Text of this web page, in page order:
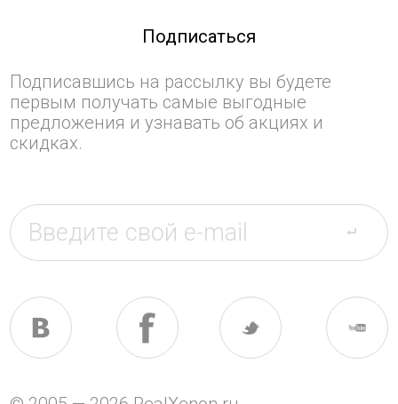
Подписаться
Подписавшись на рассылку вы будете
первым получать самые выгодные
предложения и узнавать об акциях и
скидках.